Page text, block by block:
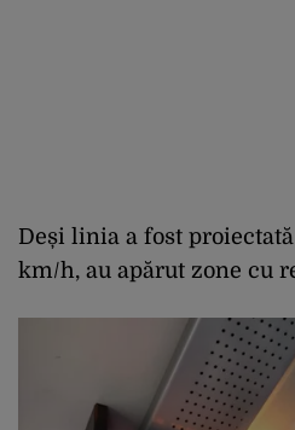
Deși linia a fost
km/h, au apărut zone cu